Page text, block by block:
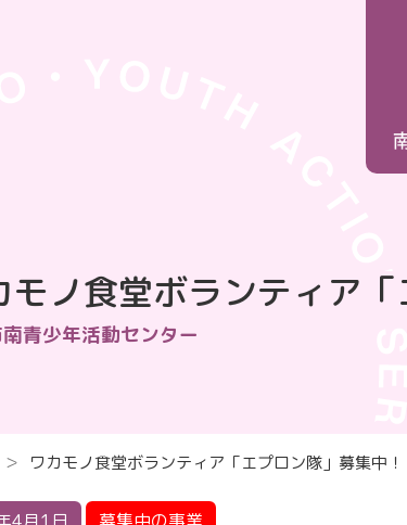
モノ食堂ボランティア
青少年活動センター
ワカモノ食堂ボランティア「エプロン隊」募集中！